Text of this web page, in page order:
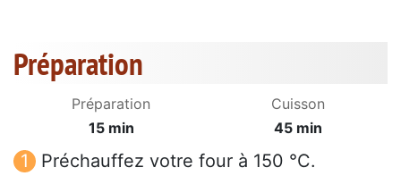
Préparation
Préparation
15 min
Cuisson
45 min
Préchauffez votre four à 150 °C.